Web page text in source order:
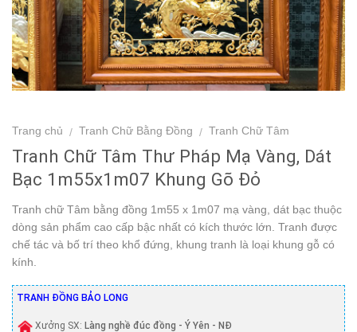
Trang chủ / Tranh Chữ Bằng Đồng / Tranh Chữ Tâm
Tranh Chữ Tâm Thư Pháp Mạ Vàng, Dát
Bạc 1m55x1m07 Khung Gõ Đỏ
Tranh chữ Tâm bằng đồng 1m55 x 1m07 mạ vàng, dát bạc thuộc
dòng sản phẩm cao cấp bậc nhất có kích thước lớn. Tranh được
chế tác và bố trí theo khổ đứng, khung tranh là loại khung gỗ có
kính.
TRANH ĐỒNG BẢO LONG
Xưởng SX: Làng nghề đúc đồng - Ý Yên - NĐ